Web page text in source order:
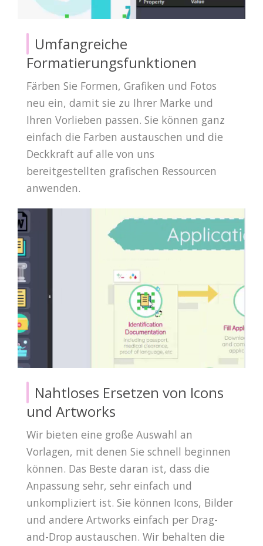
Umfangreiche
Formatierungsfunktionen
Färben Sie Formen, Grafiken und Fotos
neu ein, damit sie zu Ihrer Marke und
Ihren Vorlieben passen. Sie können ganz
einfach die Farben austauschen und die
Deckkraft auf alle von uns
bereitgestellten grafischen Ressourcen
anwenden.
Nahtloses Ersetzen von Icons
und Artworks
Wir bieten eine große Auswahl an
Vorlagen, mit denen Sie schnell beginnen
können. Das Beste daran ist, dass die
Anpassung sehr, sehr einfach und
unkompliziert ist. Sie können Icons, Bilder
und andere Artworks einfach per Drag-
and-Drop austauschen. Wir behalten die